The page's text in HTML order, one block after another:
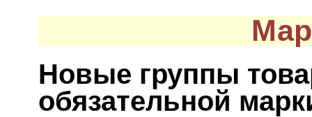
Новые группы
обязательной